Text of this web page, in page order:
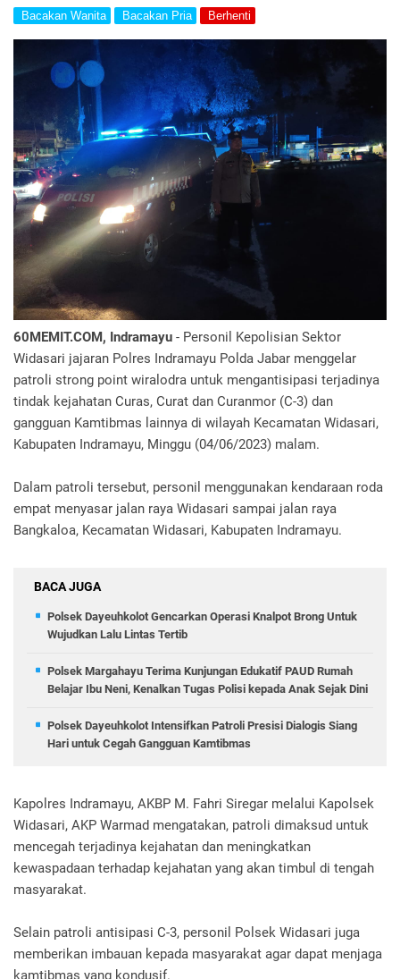
Bacakan Wanita Bacakan Pria Berhenti
60MEMIT.COM, Indramayu - Personil Kepolisian Sektor
Widasari jajaran Polres Indramayu Polda Jabar menggelar
patroli strong point wiralodra untuk mengantisipasi terjadinya
tindak kejahatan Curas, Curat dan Curanmor (C-3) dan
gangguan Kamtibmas lainnya di wilayah Kecamatan Widasari,
Kabupaten Indramayu, Minggu (04/06/2023) malam.
Dalam patroli tersebut, personil menggunakan kendaraan roda
empat menyasar jalan raya Widasari sampai jalan raya
Bangkaloa, Kecamatan Widasari, Kabupaten Indramayu.
BACA JUGA
Polsek Dayeuhkolot Gencarkan Operasi Knalpot Brong Untuk
Wujudkan Lalu Lintas Tertib
Polsek Margahayu Terima Kunjungan Edukatif PAUD Rumah
Belajar Ibu Neni, Kenalkan Tugas Polisi kepada Anak Sejak Dini
Polsek Dayeuhkolot Intensifkan Patroli Presisi Dialogis Siang
Hari untuk Cegah Gangguan Kamtibmas
Kapolres Indramayu, AKBP M. Fahri Siregar melalui Kapolsek
Widasari, AKP Warmad mengatakan, patroli dimaksud untuk
mencegah terjadinya kejahatan dan meningkatkan
kewaspadaan terhadap kejahatan yang akan timbul di tengah
masyarakat.
Selain patroli antisipasi C-3, personil Polsek Widasari juga
memberikan imbauan kepada masyarakat agar dapat menjaga
kamtibmas yang kondusif.